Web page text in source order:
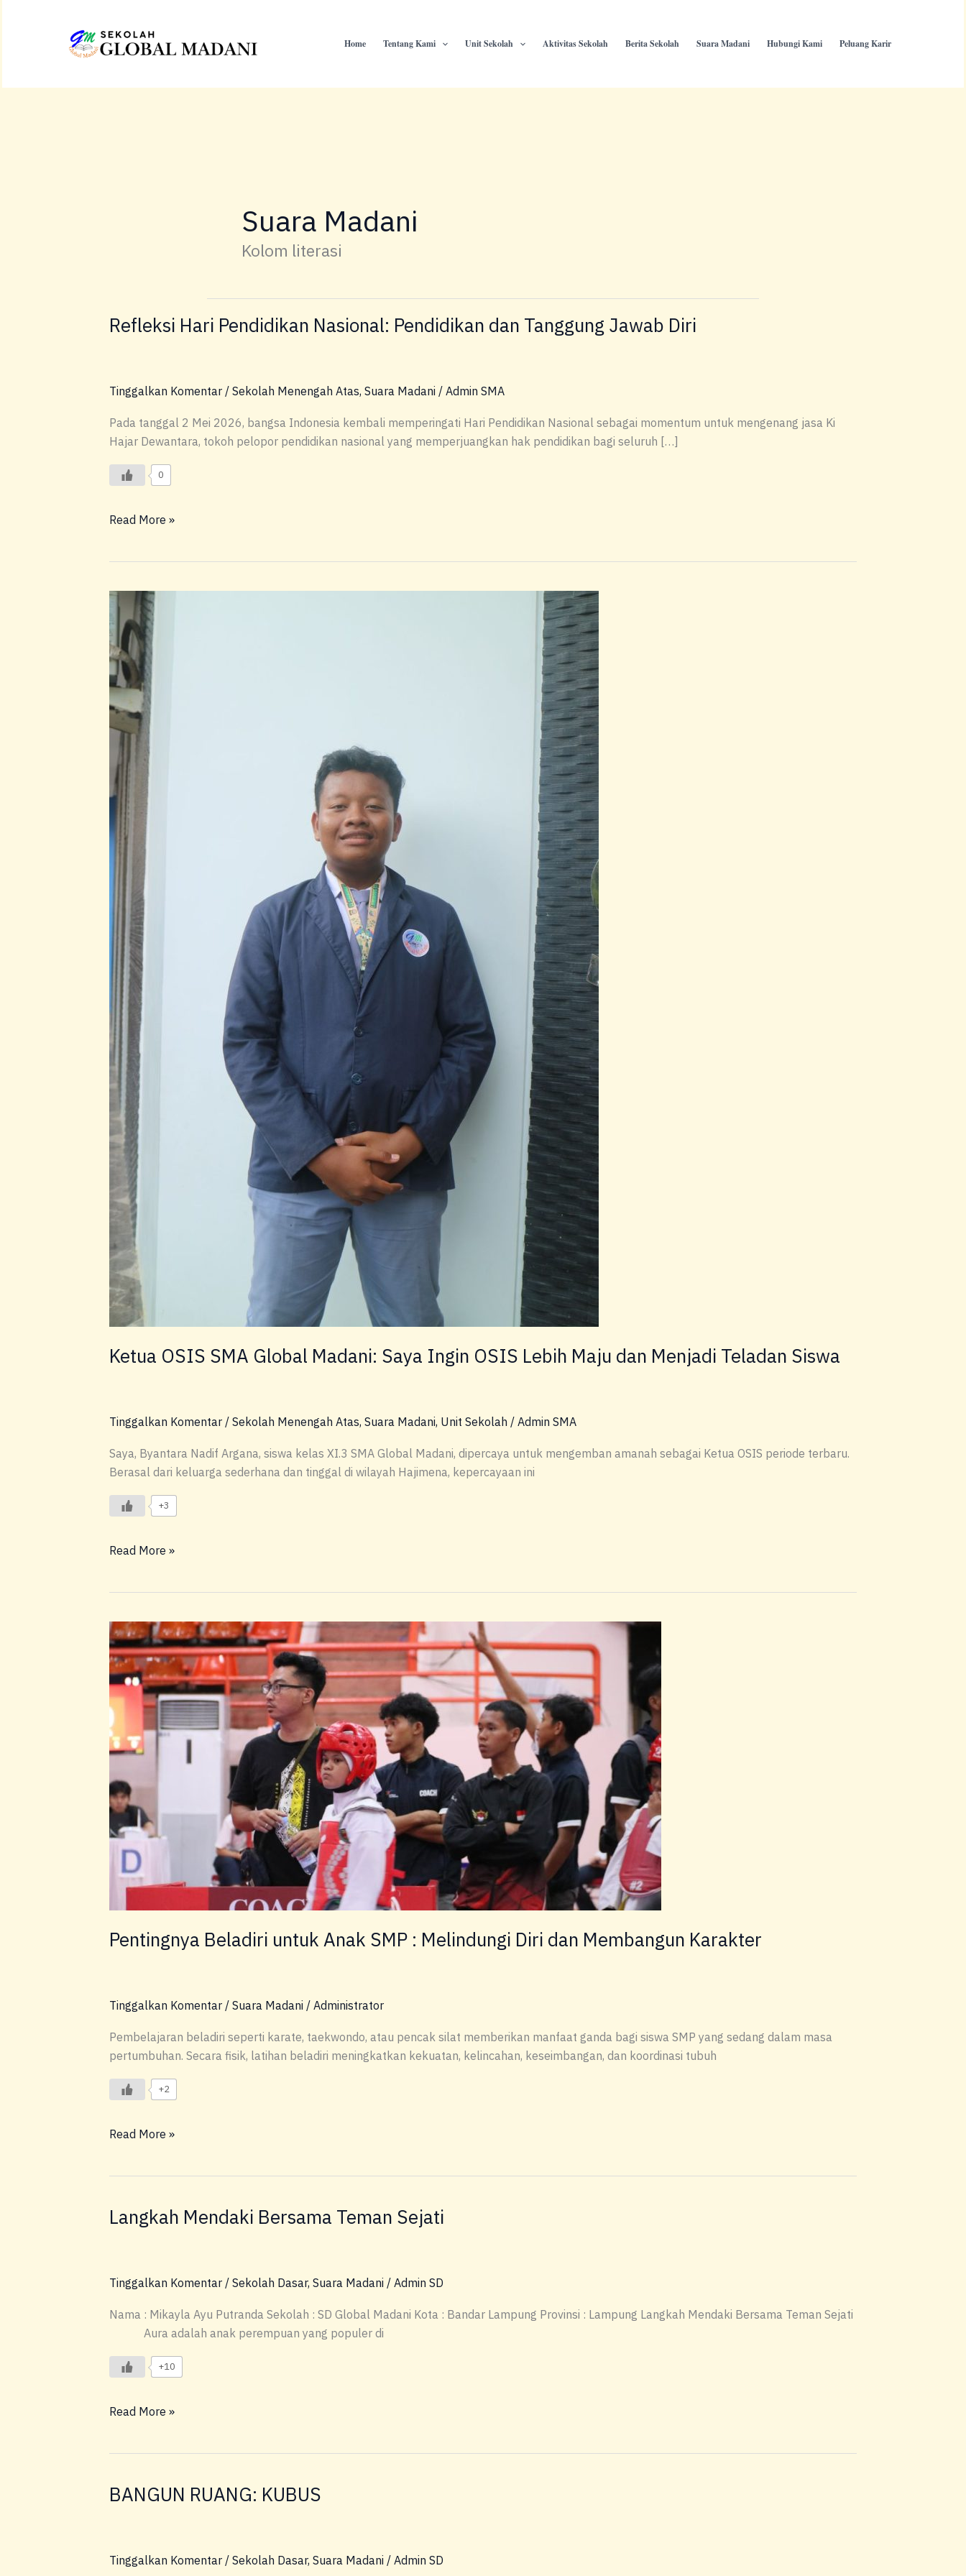
Home Tentang Kami Unit Sekolah Aktivitas Sekolah Berita Sekolah Suara Madani Hubungi Kami Peluang Karir
Suara Madani
Kolom literasi
Refleksi Hari Pendidikan Nasional: Pendidikan dan Tanggung Jawab Diri
Tinggalkan Komentar / Sekolah Menengah Atas, Suara Madani / Admin SMA
Pada tanggal 2 Mei 2026, bangsa Indonesia kembali memperingati Hari Pendidikan Nasional sebagai momentum untuk mengenang jasa Ki
Hajar Dewantara, tokoh pelopor pendidikan nasional yang memperjuangkan hak pendidikan bagi seluruh […]
0
Refleksi
Pendidikan
dan
Tanggung
Diri
Read More »
Ketua OSIS SMA Global Madani: Saya Ingin OSIS Lebih Maju dan Menjadi Teladan Siswa
Tinggalkan Komentar / Sekolah Menengah Atas, Suara Madani, Unit Sekolah / Admin SMA
Saya, Byantara Nadif Argana, siswa kelas XI.3 SMA Global Madani, dipercaya untuk mengemban amanah sebagai Ketua OSIS periode terbaru.
Berasal dari keluarga sederhana dan tinggal di wilayah Hajimena, kepercayaan ini
+3
Ketua
OSIS
SMA
Global
Madani:
Saya
Ingin
OSIS
Lebih
Maju
dan
Menjadi
Teladan
Siswa
Read More »
Pentingnya Beladiri untuk Anak SMP : Melindungi Diri dan Membangun Karakter
Tinggalkan Komentar / Suara Madani / Administrator
Pembelajaran beladiri seperti karate, taekwondo, atau pencak silat memberikan manfaat ganda bagi siswa SMP yang sedang dalam masa
pertumbuhan. Secara fisik, latihan beladiri meningkatkan kekuatan, kelincahan, keseimbangan, dan koordinasi tubuh
+2
Pentingnya
Beladiri
untuk
Anak
SMP
:
Melindungi
dan
Membangun
Karakter
Read More »
Langkah Mendaki Bersama Teman Sejati
Tinggalkan Komentar / Sekolah Dasar, Suara Madani / Admin SD
Nama : Mikayla Ayu Putranda Sekolah : SD Global Madani Kota : Bandar Lampung Provinsi : Lampung Langkah Mendaki Bersama Teman Sejati
Aura adalah anak perempuan yang populer di
+10
Langkah
Sejati
Read More »
BANGUN RUANG: KUBUS
Tinggalkan Komentar / Sekolah Dasar, Suara Madani / Admin SD
BANGUN